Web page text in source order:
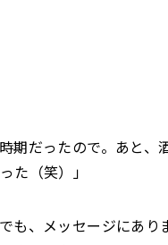
期だったので。あと、
た（笑）」
も、メッセージにあり